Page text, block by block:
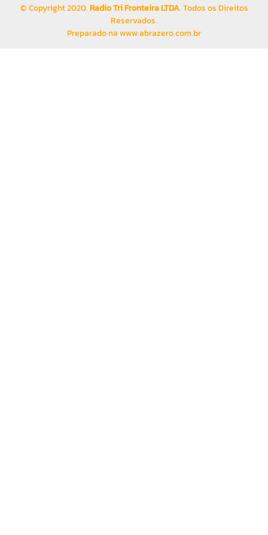
© Copyright 2020.Radio Tri Fronteira LTDA. Todos os Direitos
Reservados.
Preparado nawww.abrazero.com.br